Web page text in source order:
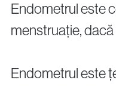
Endometrul este
menstruație, dacă
Endometrul este